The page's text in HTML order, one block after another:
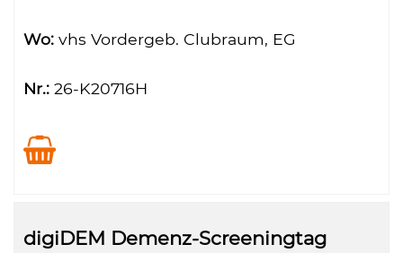
Wo: vhs Vordergeb. Clubraum, EG
Nr.: 26-K20716H
digiDEM Demenz-Screeningtag